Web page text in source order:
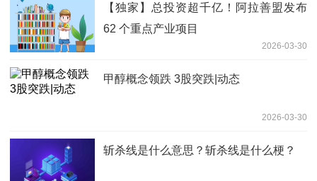
【独家】总投资超千亿！阿拉善盟发布
62 个重点产业项目
2026-03-30
甲醇概念领跌 3股突跌|动态
2026-03-30
斩杀线是什么意思？斩杀线是什么梗？